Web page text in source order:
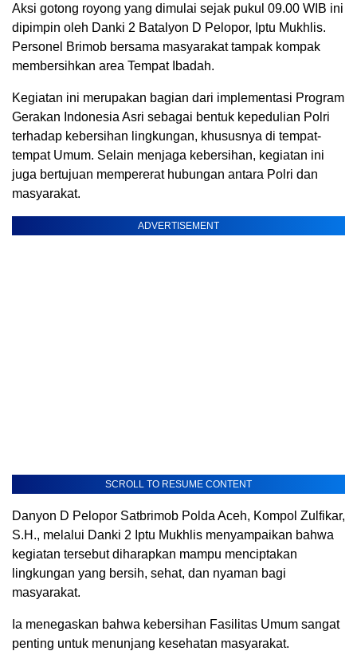
Aksi gotong royong yang dimulai sejak pukul 09.00 WIB ini
dipimpin oleh Danki 2 Batalyon D Pelopor, Iptu Mukhlis.
Personel Brimob bersama masyarakat tampak kompak
membersihkan area Tempat Ibadah.
Kegiatan ini merupakan bagian dari implementasi Program
Gerakan Indonesia Asri sebagai bentuk kepedulian Polri
terhadap kebersihan lingkungan, khususnya di tempat-
tempat Umum. Selain menjaga kebersihan, kegiatan ini
juga bertujuan mempererat hubungan antara Polri dan
masyarakat.
ADVERTISEMENT
SCROLL TO RESUME CONTENT
Danyon D Pelopor Satbrimob Polda Aceh, Kompol Zulfikar,
S.H., melalui Danki 2 Iptu Mukhlis menyampaikan bahwa
kegiatan tersebut diharapkan mampu menciptakan
lingkungan yang bersih, sehat, dan nyaman bagi
masyarakat.
Ia menegaskan bahwa kebersihan Fasilitas Umum sangat
penting untuk menunjang kesehatan masyarakat.